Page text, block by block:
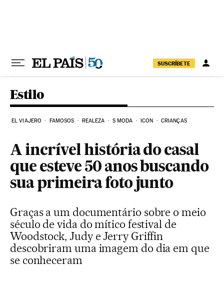
SUSCRÍBETE
Estilo
EL VIAJERO FAMOSOS REALEZA S MODA ICON CRIANÇAS
A incrível história do casal
que esteve 50 anos buscando
sua primeira foto junto
Graças a um documentário sobre o meio
século de vida do mítico festival de
Woodstock, Judy e Jerry Griffin
descobriram uma imagem do dia em que
se conheceram